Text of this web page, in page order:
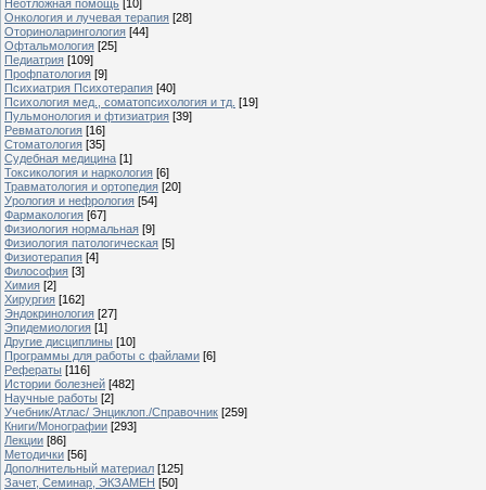
Неотложная помощь [10]
Онкология и лучевая терапия [28]
Оториноларингология [44]
Офтальмология [25]
Педиатрия [109]
Профпатология [9]
Психиатрия Психотерапия [40]
Психология мед., соматопсихология и тд. [19]
Пульмонология и фтизиатрия [39]
Ревматология [16]
Стоматология [35]
Судебная медицина [1]
Токсикология и наркология [6]
Травматология и ортопедия [20]
Урология и нефрология [54]
Фармакология [67]
Физиология нормальная [9]
Физиология патологическая [5]
Физиотерапия [4]
Философия [3]
Химия [2]
Хирургия [162]
Эндокринология [27]
Эпидемиология [1]
Другие дисциплины [10]
Программы для работы с файлами [6]
Рефераты [116]
Истории болезней [482]
Научные работы [2]
Учебник/Атлас/ Энциклоп./Справочник [259]
Книги/Монографии [293]
Лекции [86]
Методички [56]
Дополнительный материал [125]
Зачет, Семинар, ЭКЗАМЕН [50]